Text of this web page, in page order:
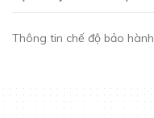
Thông tin chế độ bảo hành